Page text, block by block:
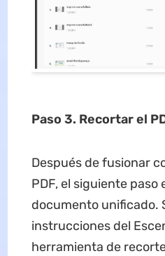
Paso 3. Recortarel
Después de fusionar
PDF, el siguiente
documento unificado.
instrucciones del
herramienta de